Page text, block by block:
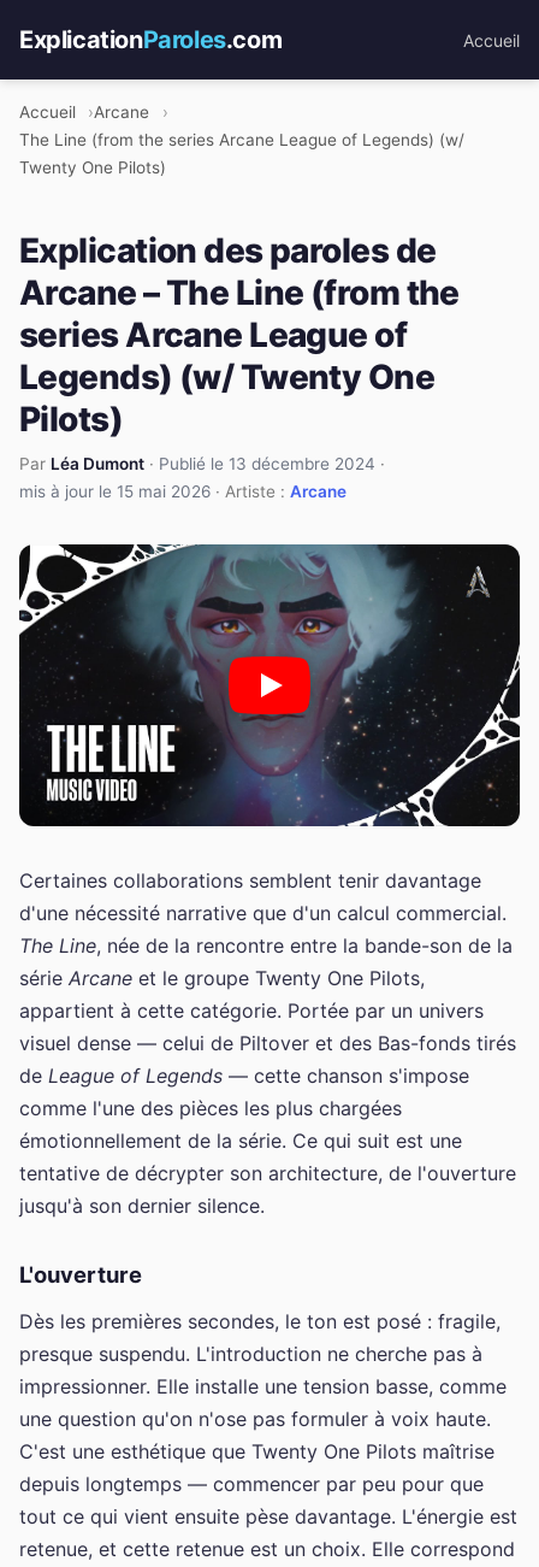
ExplicationParoles.com Accueil
Accueil
Arcane
The Line (from the series Arcane League of Legends) (w/
Twenty One Pilots)
Explication des paroles de
Arcane – The Line (from the
series Arcane League of
Legends) (w/ Twenty One
Pilots)
Par Léa Dumont · Publié le 13 décembre 2024 ·
mis à jour le 15 mai 2026 · Artiste : Arcane
Certaines collaborations semblent tenir davantage
d'une nécessité narrative que d'un calcul commercial.
The Line, née de la rencontre entre la bande-son de la
série Arcane et le groupe Twenty One Pilots,
appartient à cette catégorie. Portée par un univers
visuel dense — celui de Piltover et des Bas-fonds tirés
de League of Legends — cette chanson s'impose
comme l'une des pièces les plus chargées
émotionnellement de la série. Ce qui suit est une
tentative de décrypter son architecture, de l'ouverture
jusqu'à son dernier silence.
L'ouverture
Dès les premières secondes, le ton est posé : fragile,
presque suspendu. L'introduction ne cherche pas à
impressionner. Elle installe une tension basse, comme
une question qu'on n'ose pas formuler à voix haute.
C'est une esthétique que Twenty One Pilots maîtrise
depuis longtemps — commencer par peu pour que
tout ce qui vient ensuite pèse davantage. L'énergie est
retenue, et cette retenue est un choix. Elle correspond